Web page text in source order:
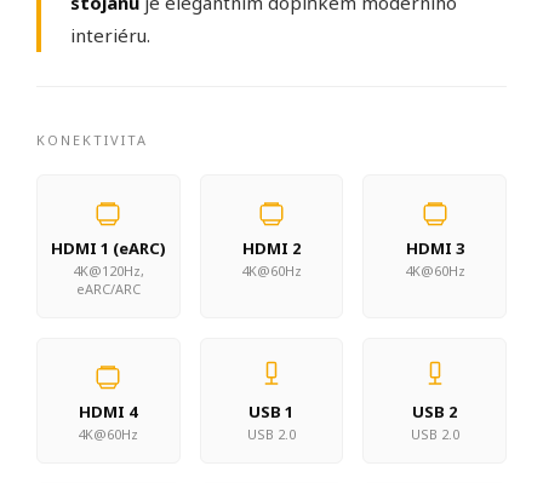
interiéru.
KONEKTIVITA
HDMI 1 (eARC)
4K@120Hz,
eARC/ARC
HDMI 2
4K@60Hz
HDMI 3
4K@60Hz
HDMI 4
4K@60Hz
USB 1
USB 2.0
USB 2
USB 2.0